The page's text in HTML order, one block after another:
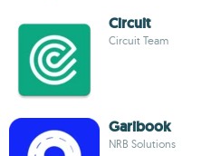
Circuit
Circuit Team
Garibook
NRB Solutions